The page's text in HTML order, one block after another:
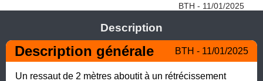
BTH - 11/01/2025
Description
Description générale BTH - 11/01/2025
Un ressaut de 2 mètres aboutit à un rétrécissement